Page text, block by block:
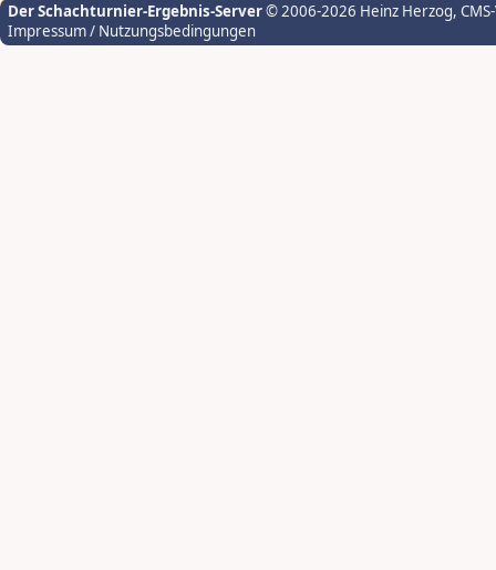
Der Schachturnier-Ergebnis-Server© 2006-2026 Heinz Herzog,
Impressum / Nutzungsbedingungen